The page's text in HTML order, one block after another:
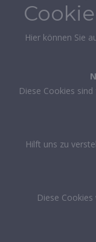
Hier können Sie
Diese Cookies
Hilft uns zu
Diese